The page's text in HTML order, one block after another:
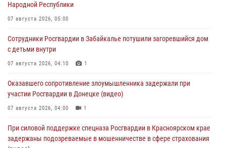
Народной Республики
07 августа 2026, 05:00
Сотрудники Росгвардии в Забайкалье потушили загоревшийся дом
с детьми внутри
07 августа 2026, 04:10 1
Оказавшего сопротивление злоумышленника задержали при
участии Росгвардии в Донецке (видео)
07 августа 2026, 04:00 1
При силовой поддержке спецназа Росгвардии в Красноярском крае
задержаны подозреваемые в мошенничестве в сфере страхования